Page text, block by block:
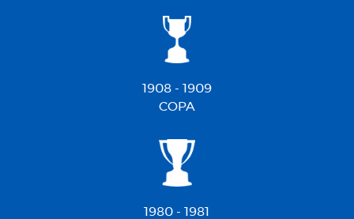
1908 - 1909
COPA
1980 - 1981